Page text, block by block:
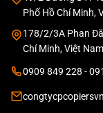
Phố Hồ Chí Minh,
178/2/3A Phan
Chí Minh, Việt Nam
0909 849 228 -